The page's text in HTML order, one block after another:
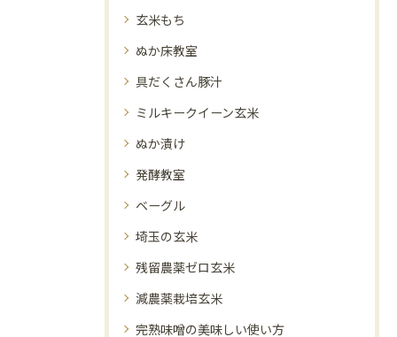
玄米もち
ぬか床教室
具だくさん豚汁
ミルキークイーン玄米
ぬか漬け
発酵教室
ベーグル
埼玉の玄米
残留農薬ゼロ玄米
減農薬栽培玄米
完熟味噌の美味しい使い方